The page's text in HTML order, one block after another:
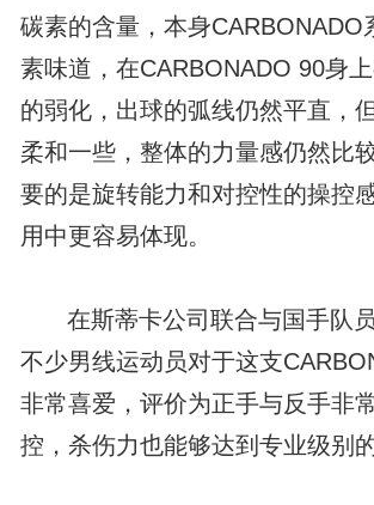
碳素的含量，本身CARBONADO
素味道，在CARBONADO 90身
的弱化，出球的弧线仍然平直，
柔和一些，整体的力量感仍然比
要的是旋转能力和对控性的操控
用中更容易体现。
在斯蒂卡公司联合与国手队
不少男线运动员对于这支
非常喜爱，评价为正手与反手非
控，杀伤力也能够达到专业级别的